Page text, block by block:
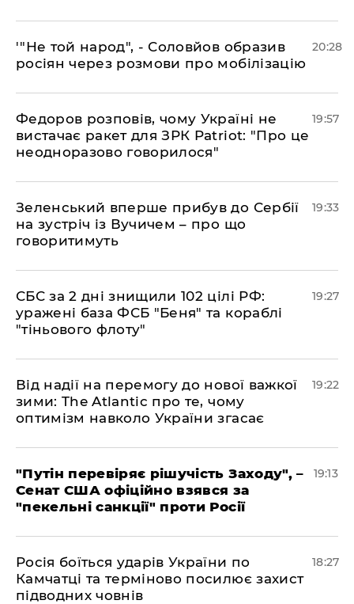
​'"Не той народ", - Соловйов образив
росіян через розмови про мобілізацію
20:28
​Федоров розповів, чому Україні не
вистачає ракет для ЗРК Patriot: "Про це
неодноразово говорилося"
19:57
​Зеленський вперше прибув до Сербії
на зустріч із Вучичем – про що
говоритимуть
19:33
​СБС за 2 дні знищили 102 цілі РФ:
уражені база ФСБ "Беня" та кораблі
"тіньового флоту"
19:27
​Від надії на перемогу до нової важкої
зими: The Atlantic про те, чому
оптимізм навколо України згасає
19:22
​"Путін перевіряє рішучість Заходу", –
Сенат США офіційно взявся за
"пекельні санкції" проти Росії
19:13
​Росія боїться ударів України по
Камчатці та терміново посилює захист
підводних човнів
18:27